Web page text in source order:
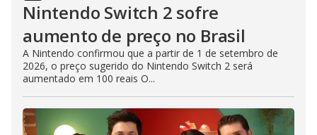
Nintendo Switch 2 sofre
aumento de preço no Brasil
A Nintendo confirmou que a partir de 1 de setembro de
2026, o preço sugerido do Nintendo Switch 2 será
aumentado em 100 reais O...